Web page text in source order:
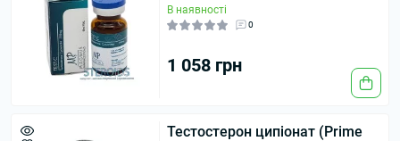
В наявності
0
1 058 грн
Тестостерон ципіонат (Prime